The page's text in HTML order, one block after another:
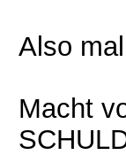
Also
Macht